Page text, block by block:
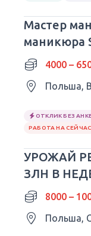
Мастер
маникюра
Warszawa
4000 –
Польша,
ОТКЛИК БЕЗ
РАБОТА НА СЕЙЧАС
УРОЖАЙ
ЗЛН В
8000 –
Польша,